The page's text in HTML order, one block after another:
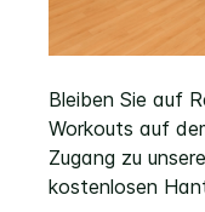
Bleiben Sie auf
Workouts auf
Zugang zu
kostenlosen